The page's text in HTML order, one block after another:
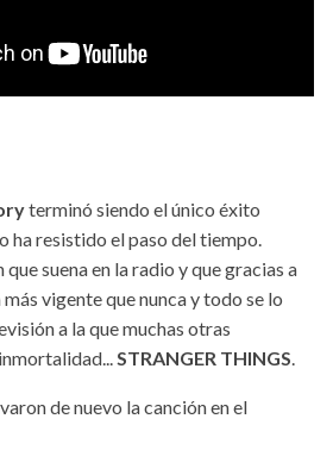
terminó siendo el único éxito
ha resistido el paso del tiempo.
que suena en la radio y que gracias a
vigente que nunca y todo se lo
a la que muchas otras
STRANGER THINGS.
de nuevo la canción en el